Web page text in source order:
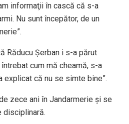
informaţii în cască că s-a
Nu sunt începător, de un
Răducu Șerban i s-a părut
cum mă cheamă, s-a
explicat că nu se simte bine”.
zece ani în Jandarmerie și se
disciplinară.